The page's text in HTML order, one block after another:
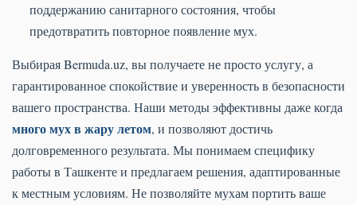
поддержанию санитарного состояния, чтобы
предотвратить повторное появление мух.
Выбирая Bermuda.uz, вы получаете не просто услугу, а
гарантированное спокойствие и уверенность в безопасности
вашего пространства. Наши методы эффективны даже когда
много мух в жару летом, и позволяют достичь
долговременного результата. Мы понимаем специфику
работы в Ташкенте и предлагаем решения, адаптированные
к местным условиям. Не позволяйте мухам портить ваше